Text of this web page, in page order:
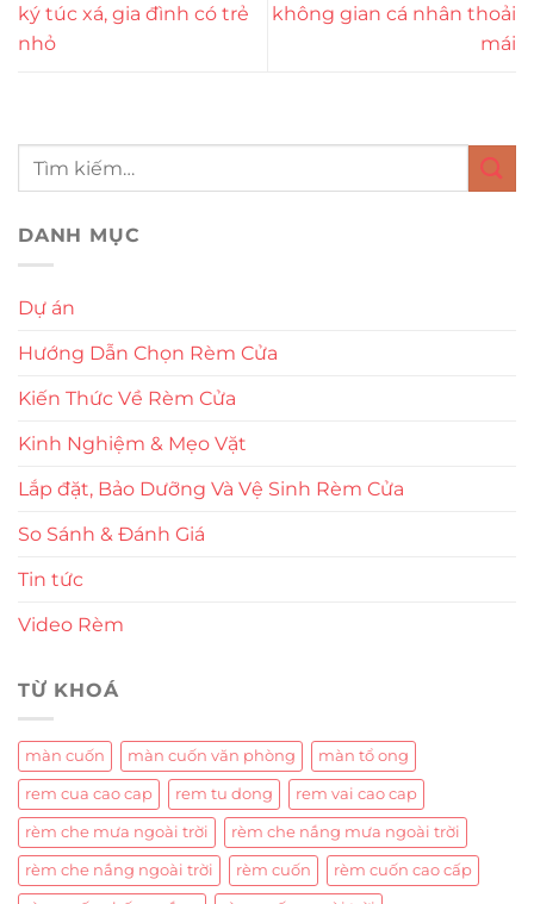
ký túc xá, gia đình có trẻ
nhỏ
không gian cá nhân thoải
mái
DANH MỤC
Dự án
Hướng Dẫn Chọn Rèm Cửa
Kiến Thức Về Rèm Cửa
Kinh Nghiệm & Mẹo Vặt
Lắp đặt, Bảo Dưỡng Và Vệ Sinh Rèm Cửa
So Sánh & Đánh Giá
Tin tức
Video Rèm
TỪ KHOÁ
màn cuốn màn cuốn văn phòng màn tổ ong
rem cua cao cap rem tu dong rem vai cao cap
rèm che mưa ngoài trời rèm che nắng mưa ngoài trời
rèm che nắng ngoài trời rèm cuốn rèm cuốn cao cấp